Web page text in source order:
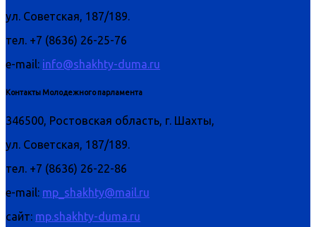
ул. Советская, 187/189.
тел. +7 (8636) 26-25-76
e-mail: info@shakhty-duma.ru
Контакты Молодежного парламента
346500, Ростовская область, г. Шахты,
ул. Советская, 187/189.
тел. +7 (8636) 26-22-86
e-mail: mp_shakhty@mail.ru
сайт: mp.shakhty-duma.ru